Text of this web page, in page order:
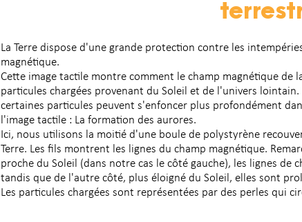
La Terre dispose d'une grande protection contre les
magnétique.
Cette image tactile montre comment le champ magnétique de
particules chargées provenant du Soleil et de l'univers
certaines particules peuvent s'enfoncer plus profondément
l'image tactile : La formation des aurores.
Ici, nous utilisons la moitié d'une boule de polystyrène
Terre. Les fils montrent les lignes du champ magnétique.
proche du Soleil (dans notre cas le côté gauche), les lignes de
tandis que de l'autre côté, plus éloigné du Soleil, elles sont
Les particules chargées sont représentées par des perles qui